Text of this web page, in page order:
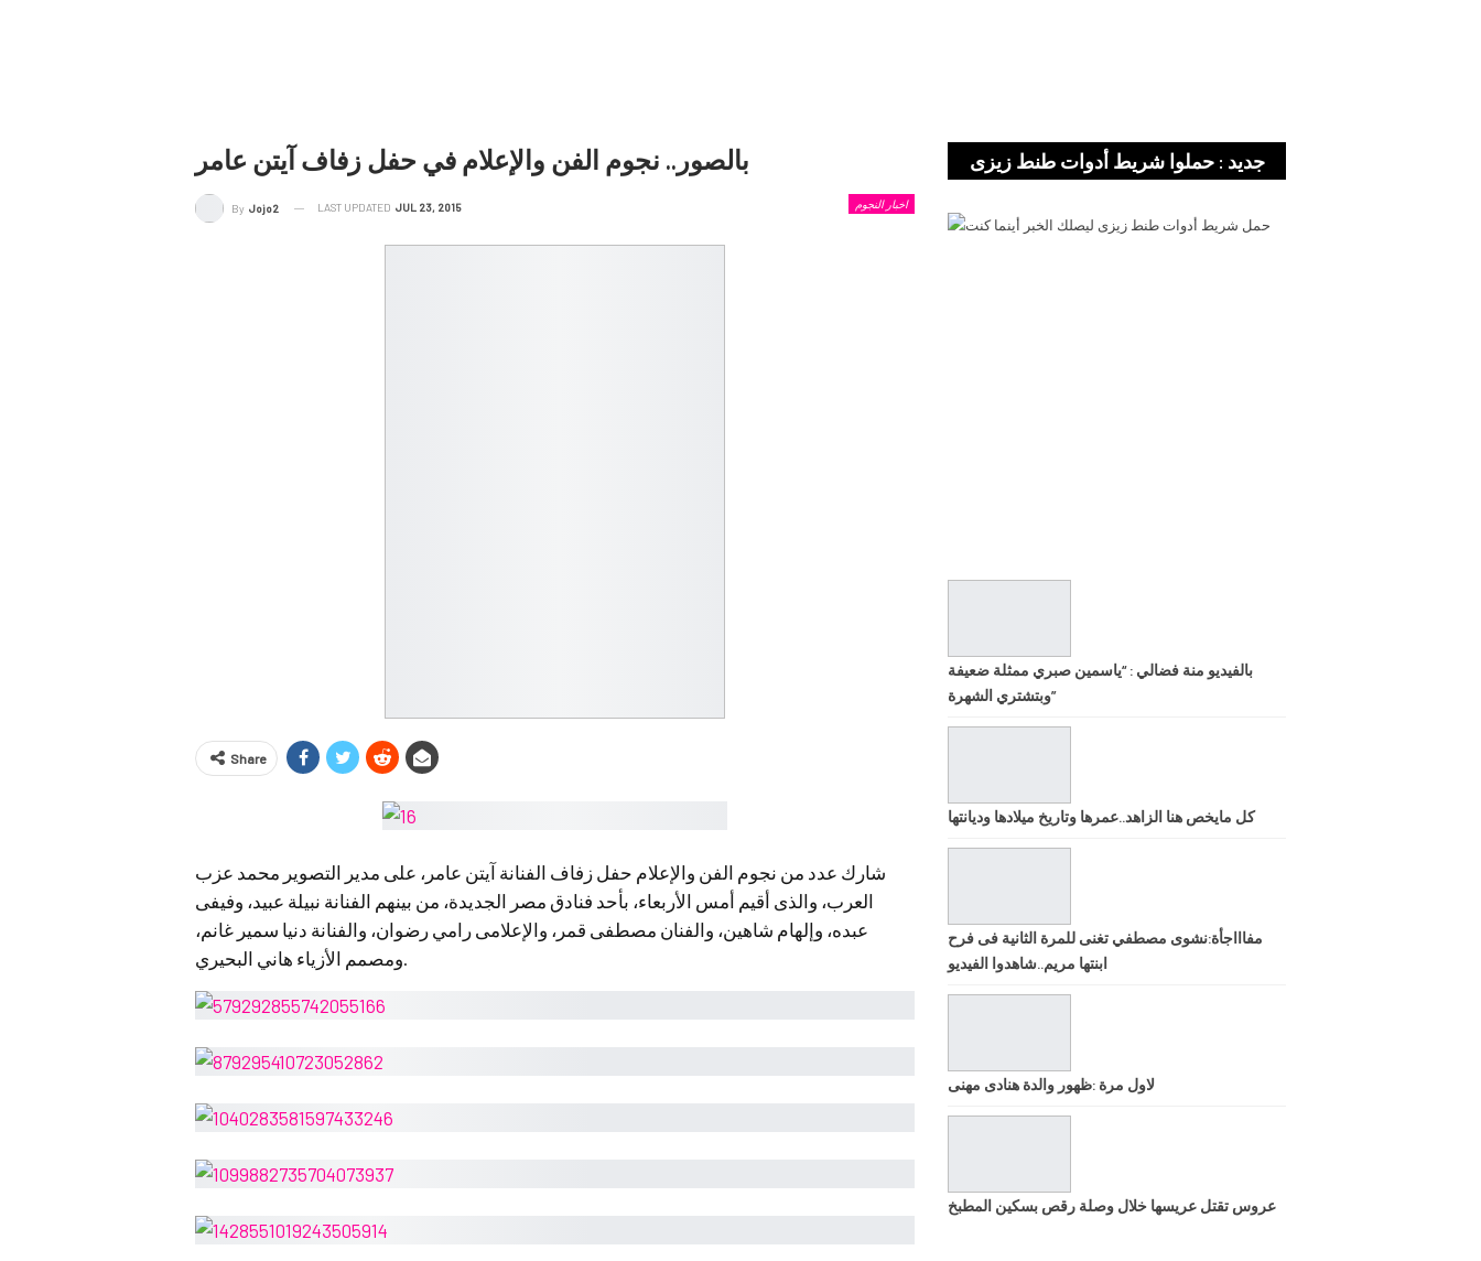
بالصور.. نجوم الفن والإعلام في حفل زفاف آيتن عامر
اخبار النجوم By Jojo2 LAST UPDATED JUL 23, 2015
Share
شارك عدد من نجوم الفن والإعلام حفل زفاف الفنانة آيتن عامر، على مدير التصوير محمد عزب
العرب، والذى أقيم أمس الأربعاء، بأحد فنادق مصر الجديدة، من بينهم الفنانة نبيلة عبيد، وفيفى
عبده، وإلهام شاهين، والفنان مصطفى قمر، والإعلامى رامي رضوان، والفنانة دنيا سمير غانم،
ومصمم الأزياء هاني البحيري.
جديد : حملوا شريط أدوات طنط زيزى
بالفيديو منة فضالي : “ياسمين صبري ممثلة ضعيفة
وبتشتري الشهرة”
كل مايخص هنا الزاهد..عمرها وتاريخ ميلادها وديانتها
مفاااجأة:نشوى مصطفي تغنى للمرة الثانية فى فرح
ابنتها مريم..شاهدوا الفيديو
لاول مرة :ظهور والدة هنادى مهنى
عروس تقتل عريسها خلال وصلة رقص بسكين المطبخ